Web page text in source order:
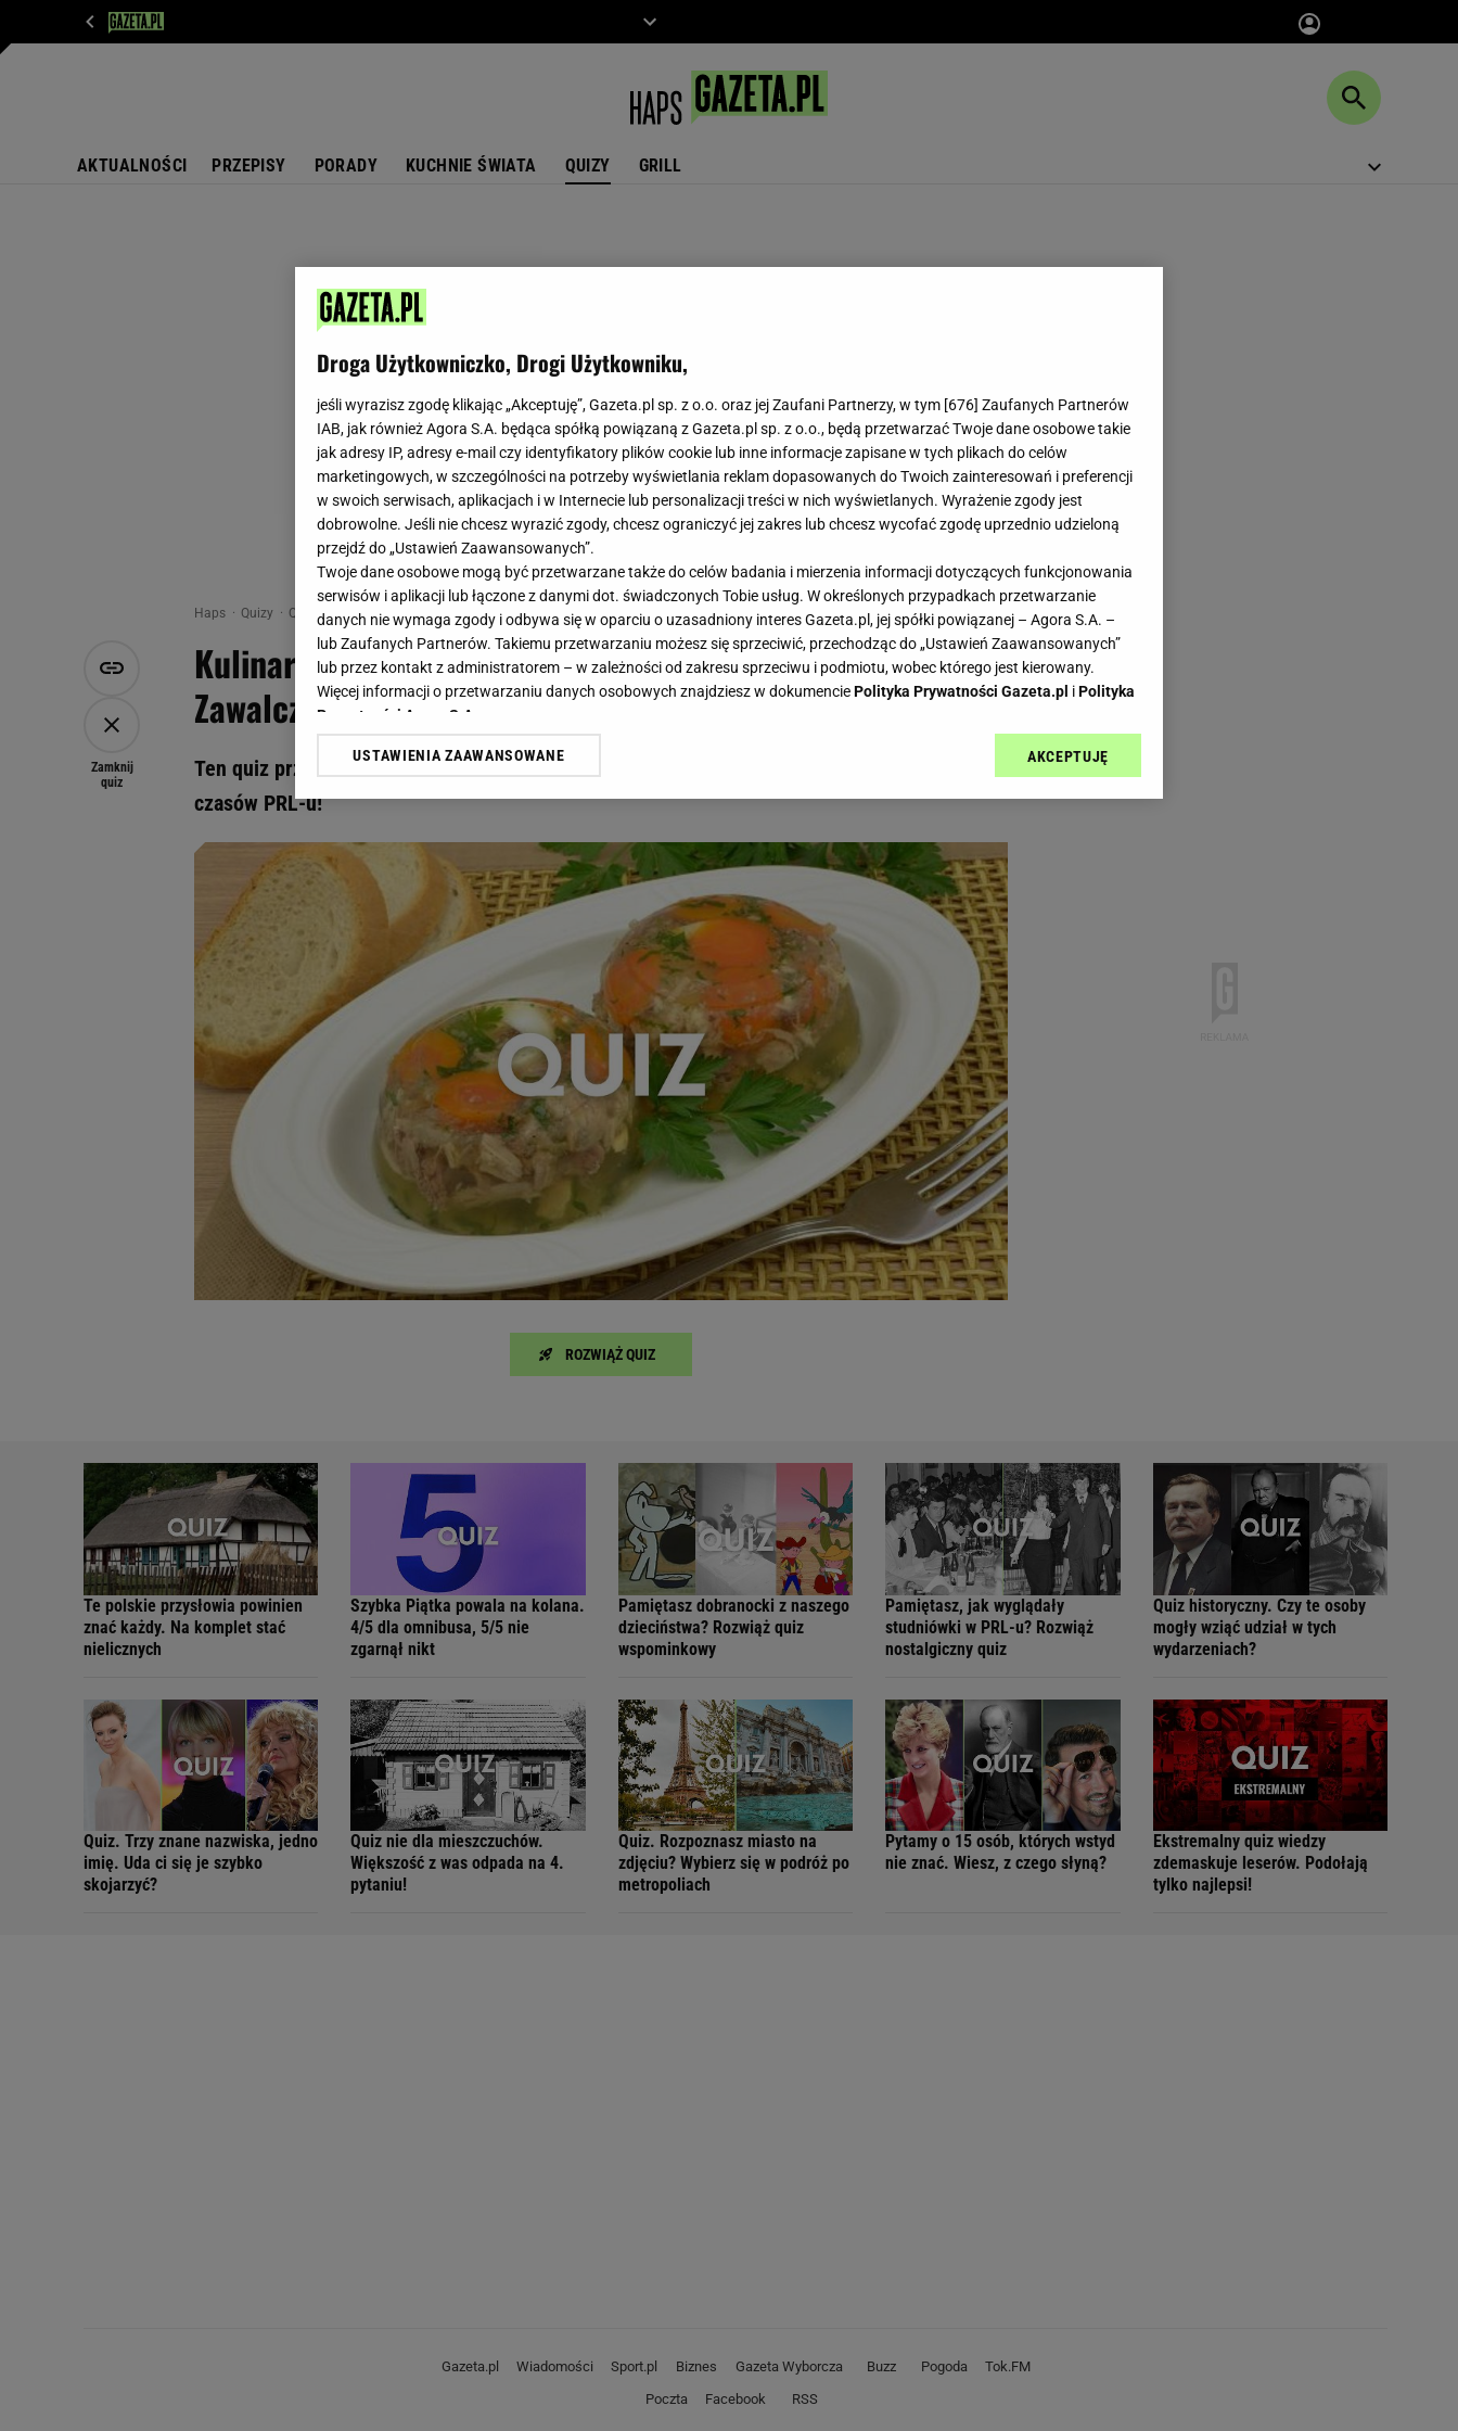
AKTUALNOŚCI PRZEPISY PORADY KUCHNIE ŚWIATA QUIZY GRILL
Haps Quizy Quiz - Kulinarne hity PRL-u. Rozpoznasz je na zdjęciach? Zawalcz o wynik 10/10 - Gazeta.pl I Haps.pl
Zamknij
quiz
Kulinarne hity PRL-u. Rozpoznasz je na zdjęciach?
Zawalcz o wynik 10/10
Ten quiz przywoła mnóstwo wspomnień. Tych kulinarnych, bo pytamy o kultowe dania z
czasów PRL-u!
ROZWIĄŻ QUIZ
Te polskie przysłowia powinien
znać każdy. Na komplet stać
nielicznych
Szybka Piątka powala na kolana.
4/5 dla omnibusa, 5/5 nie
zgarnął nikt
Pamiętasz dobranocki z naszego
dzieciństwa? Rozwiąż quiz
wspominkowy
Pamiętasz, jak wyglądały
studniówki w PRL-u? Rozwiąż
nostalgiczny quiz
Quiz historyczny. Czy te osoby
mogły wziąć udział w tych
wydarzeniach?
Quiz. Trzy znane nazwiska, jedno
imię. Uda ci się je szybko
skojarzyć?
Quiz nie dla mieszczuchów.
Większość z was odpada na 4.
pytaniu!
Quiz. Rozpoznasz miasto na
zdjęciu? Wybierz się w podróż po
metropoliach
Pytamy o 15 osób, których wstyd
nie znać. Wiesz, z czego słyną?
Ekstremalny quiz wiedzy
zdemaskuje leserów. Podołają
tylko najlepsi!
Gazeta.pl Wiadomości Sport.pl Biznes Gazeta Wyborcza Buzz Pogoda
Tok.FM
Poczta
Facebook RSS
Droga Użytkowniczko, Drogi Użytkowniku,
jeśli wyrazisz zgodę klikając „Akceptuję”, Gazeta.pl sp. z o.o. oraz jej Zaufani Partnerzy, w tym [676] Zaufanych Partnerów
IAB, jak również Agora S.A. będąca spółką powiązaną z Gazeta.pl sp. z o.o., będą przetwarzać Twoje dane osobowe takie
jak adresy IP, adresy e-mail czy identyfikatory plików cookie lub inne informacje zapisane w tych plikach do celów
marketingowych, w szczególności na potrzeby wyświetlania reklam dopasowanych do Twoich zainteresowań i preferencji
w swoich serwisach, aplikacjach i w Internecie lub personalizacji treści w nich wyświetlanych. Wyrażenie zgody jest
dobrowolne. Jeśli nie chcesz wyrazić zgody, chcesz ograniczyć jej zakres lub chcesz wycofać zgodę uprzednio udzieloną
przejdź do „Ustawień Zaawansowanych”.
Twoje dane osobowe mogą być przetwarzane także do celów badania i mierzenia informacji dotyczących funkcjonowania
serwisów i aplikacji lub łączone z danymi dot. świadczonych Tobie usług. W określonych przypadkach przetwarzanie
danych nie wymaga zgody i odbywa się w oparciu o uzasadniony interes Gazeta.pl, jej spółki powiązanej – Agora S.A. –
lub Zaufanych Partnerów. Takiemu przetwarzaniu możesz się sprzeciwić, przechodząc do „Ustawień Zaawansowanych”
lub przez kontakt z administratorem – w zależności od zakresu sprzeciwu i podmiotu, wobec którego jest kierowany.
Więcej informacji o przetwarzaniu danych osobowych znajdziesz w dokumenciePolityka Prywatności Gazeta.pl iPolityka
Prywatności Agora S.A.
Klikając „Akceptuję” wyrażasz też zgodę na zainstalowanie i przechowywanie plików cookie Gazeta.pl sp. z o.o., jej
dotyczące plików cookie, wywołując narzędzie do zarządzania twoimi preferencjami dot. przetwarzania danych poprzez
plików cookie możliwa jest także za pomocą ustawień przeglądarki.
My, nasi Zaufani Partnerzy i Agora S.A. możemy przetwarzać dane osobowe w następujących celach:
Użycie dokładnych danych geolokalizacyjnych. Aktywne skanowanie charakterystyki urządzenia do celów identyfikacji.
Przechowywanie informacji na urządzeniu lub dostęp do nich. Spersonalizowane reklamy i treści, pomiar reklam i treści,
badnie odbiorców i ulepszanie usług.
Lista Zaufanych Partnerów
USTAWIENIA ZAAWANSOWANE AKCEPTUJĘ